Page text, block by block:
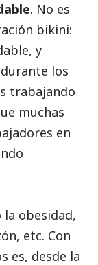
. No es
bikini:
y
los
trabajando
muchas
en
la obesidad,
etc. Con
es, desde la